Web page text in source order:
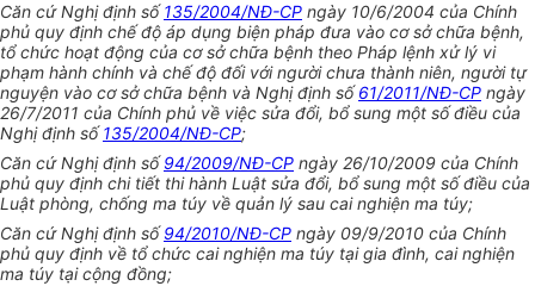
Căn cứ Nghị định số135/2004/NĐ-CP ngày 10/6/2004 của Chính
phủ quy định chế độ áp dụng biện pháp đưa vào cơ sở chữa bệnh,
tổ chức hoạt động của cơ sở chữa bệnh theo Pháp lệnh xử lý vi
phạm hành chính và chế độ đối với người chưa thành niên, người tự
nguyện vào cơ sở chữa bệnh và Nghị định số61/2011/NĐ-CP ngày
26/7/2011 của Chính phủ về việc sửa đổi, bổ sung một số điều của
Nghị định số135/2004/NĐ-CP;
Căn cứ Nghị định số94/2009/NĐ-CP ngày 26/10/2009 của Chính
phủ quy định chi tiết thi hành Luật sửa đổi, bổ sung một số điều của
Luật phòng, chống ma túy về quản lý sau cai nghiện ma túy;
Căn cứ Nghị định số94/2010/NĐ-CP ngày 09/9/2010 của Chính
phủ quy định về tổ chức cai nghiện ma túy tại gia đình, cai nghiện
ma túy tại cộng đồng;